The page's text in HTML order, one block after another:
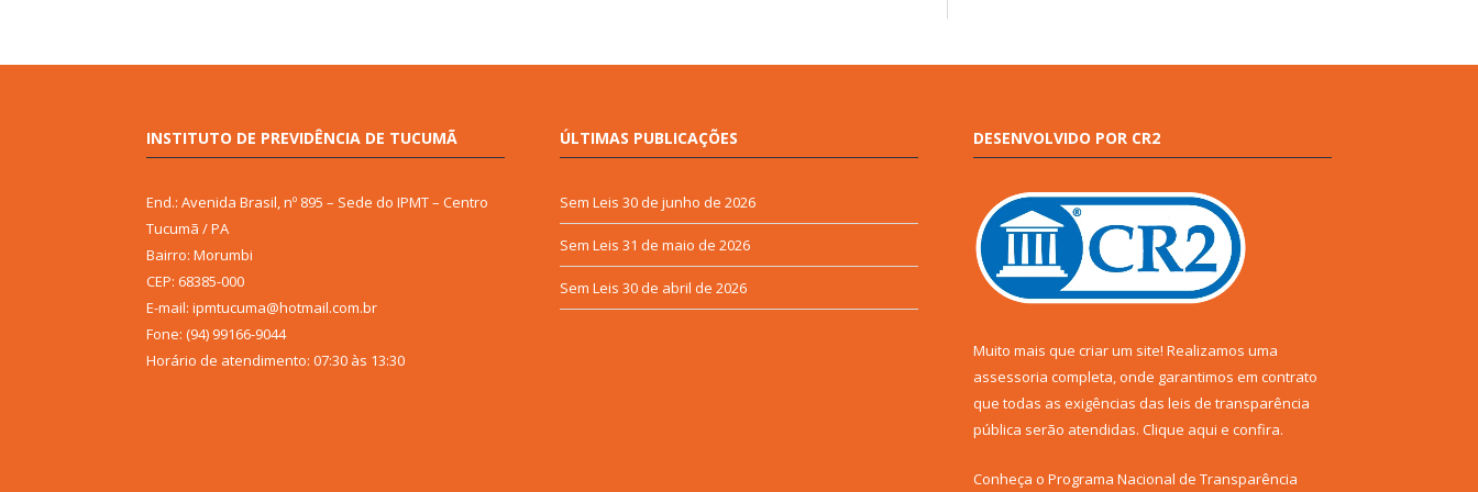
INSTITUTO DE PREVIDÊNCIA DE TUCUMÃ
End.: Avenida Brasil, nº 895 – Sede do IPMT – Centro
Tucumã / PA
Bairro: Morumbi
CEP: 68385-000
E-mail: ipmtucuma@hotmail.com.br
Fone: (94) 99166-9044
Horário de atendimento: 07:30 às 13:30
ÚLTIMAS PUBLICAÇÕES
Sem Leis 30 de junho de 2026
Sem Leis 31 de maio de 2026
Sem Leis 30 de abril de 2026
DESENVOLVIDO POR CR2
Muito mais que criar um site! Realizamos uma
assessoria completa, onde garantimos em contrato
que todas as exigências das leis de transparência
pública serão atendidas. Clique aqui e confira.
Conheça o Programa Nacional de Transparência